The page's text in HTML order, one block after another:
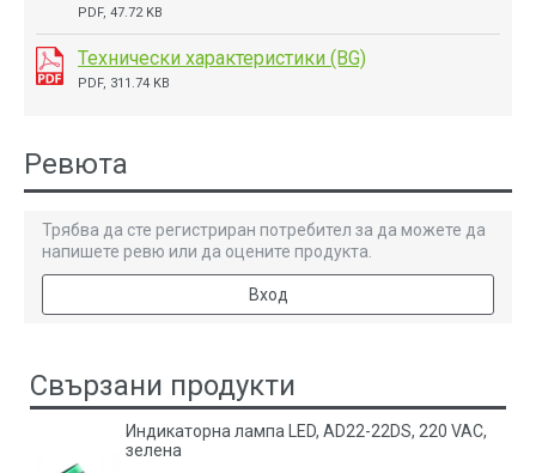
PDF, 47.72 KB
Технически характеристики (BG)
PDF, 311.74 KB
Ревюта
Трябва да сте регистриран потребител за да можете да
напишете ревю или да оцените продукта.
Вход
Свързани продукти
Индикаторна лампа LED, AD22-22DS, 220 VAC,
зелена